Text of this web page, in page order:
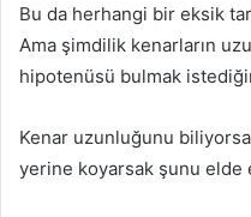
Bu da herhangi bir eksik
Ama şimdilik kenarların
hipotenüsü bulmak
Kenar uzunluğunu
yerine koyarsak şunu elde